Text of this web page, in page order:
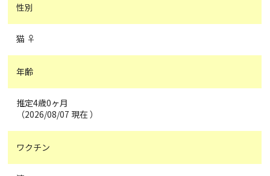
性別
猫 ♀
年齢
推定4歳0ヶ月
（2026/08/07 現在 ）
ワクチン